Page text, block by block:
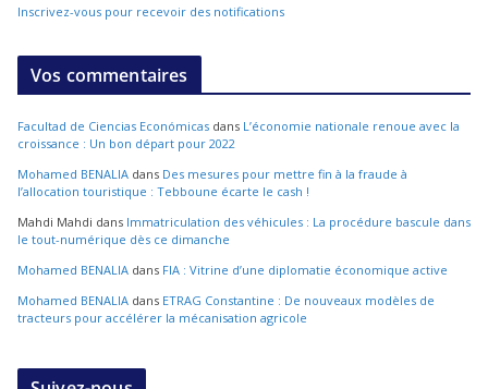
Inscrivez-vous pour recevoir des notifications
Vos commentaires
Facultad de Ciencias Económicas dans L’économie nationale renoue avec la
croissance : Un bon départ pour 2022
Mohamed BENALIA dans Des mesures pour mettre fin à la fraude à
l’allocation touristique : Tebboune écarte le cash !
Mahdi Mahdi dans Immatriculation des véhicules : La procédure bascule dans
le tout-numérique dès ce dimanche
Mohamed BENALIA dans FIA : Vitrine d’une diplomatie économique active
Mohamed BENALIA dans ETRAG Constantine : De nouveaux modèles de
tracteurs pour accélérer la mécanisation agricole